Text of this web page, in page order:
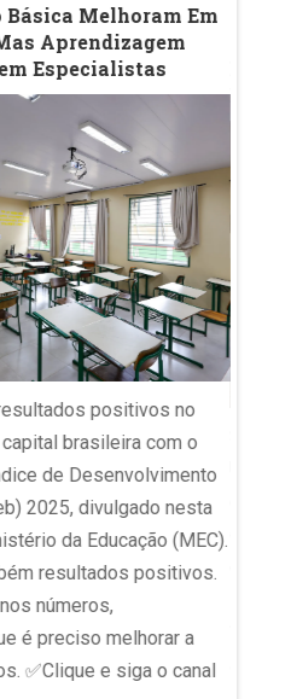
Básica Melhoram Em
Aprendizagem
Especialistas
positivos no
brasileira com o
de Desenvolvimento
2025, divulgado nesta
da Educação (MEC).
resultados positivos.
números,
é preciso melhorar a
✅Clique e siga o canal